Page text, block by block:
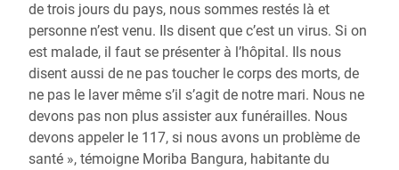
de trois jours du pays, nous sommes restés là et
personne n’est venu. Ils disent que c’est un virus. Si on
est malade, il faut se présenter à l’hôpital. Ils nous
disent aussi de ne pas toucher le corps des morts, de
ne pas le laver même s’il s’agit de notre mari. Nous ne
devons pas non plus assister aux funérailles. Nous
devons appeler le 117, si nous avons un problème de
santé », témoigne Moriba Bangura, habitante du